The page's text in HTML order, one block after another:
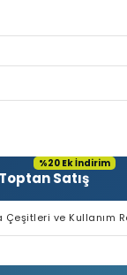
Toptan Satış
%20 Ek İndirim
ve Kullanım